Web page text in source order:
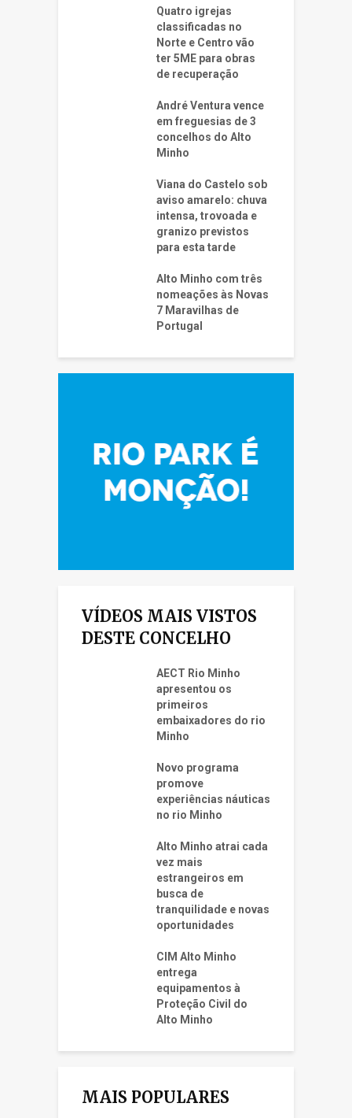
Quatro igrejas
classificadas no
Norte e Centro vão
ter 5ME para obras
de recuperação
André Ventura vence
em freguesias de 3
concelhos do Alto
Minho
Viana do Castelo sob
aviso amarelo: chuva
intensa, trovoada e
granizo previstos
para esta tarde
Alto Minho com três
nomeações às Novas
7 Maravilhas de
Portugal
VÍDEOS MAIS VISTOS
DESTE CONCELHO
AECT Rio Minho
apresentou os
primeiros
embaixadores do rio
Minho
Novo programa
promove
experiências náuticas
no rio Minho
Alto Minho atrai cada
vez mais
estrangeiros em
busca de
tranquilidade e novas
oportunidades
CIM Alto Minho
entrega
equipamentos à
Proteção Civil do
Alto Minho
MAIS POPULARES